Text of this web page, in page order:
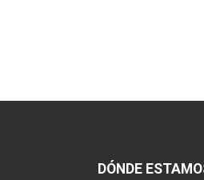
DÓNDE